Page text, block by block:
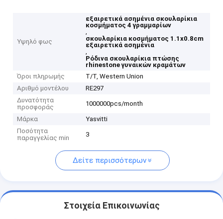
Υψηλό φως
εξαιρετικά ασημένια σκουλαρίκια
κοσμήματος 4 γραμμαρίων
,
σκουλαρίκια κοσμήματος 1.1x0.8cm
εξαιρετικά ασημένια
,
Ρόδινα σκουλαρίκια πτώσης
rhinestone γυναικών κραμάτων
Όροι πληρωμής
T/T, Western Union
Αριθμό μοντέλου
RE297
Δυνατότητα
προσφοράς
1000000pcs/month
Μάρκα
Yasvitti
Ποσότητα
παραγγελίας min
3
Δείτε περισσότερων
Στοιχεία Επικοινωνίας